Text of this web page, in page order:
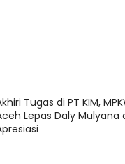
Tugas di PT KIM,
Lepas Daly Mulyana